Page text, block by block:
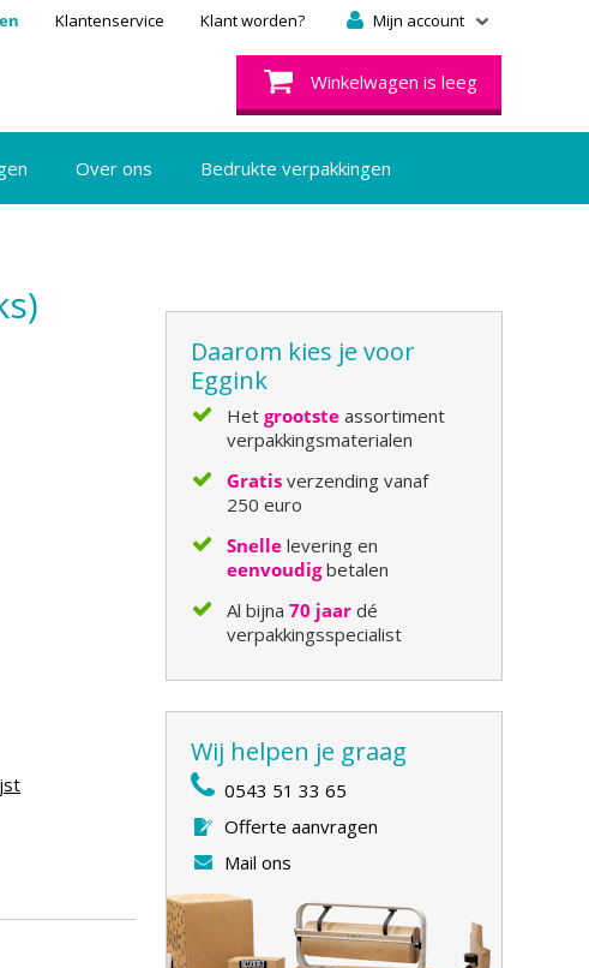
Mijn account
Klantenservice Klant worden?
Winkelwagen is leeg
Over ons Bedrukte verpakkingen
Daarom kies je voor
Eggink
Hetgrootste assortiment
verpakkingsmaterialen
Gratis verzending vanaf
250 euro
Snelle levering en
eenvoudigbetalen
Al bijna70 jaar dé
verpakkingsspecialist
Wij helpen je graag
0543 51 33 65
Offerte aanvragen
Mail ons